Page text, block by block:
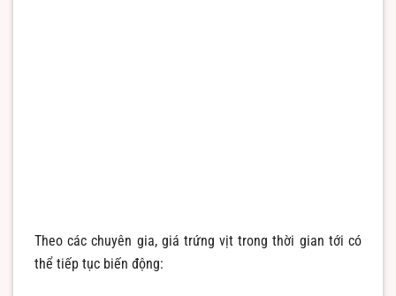
Theo các chuyên gia, giá trứng vịt trong thời gian tới có
thể tiếp tục biến động: